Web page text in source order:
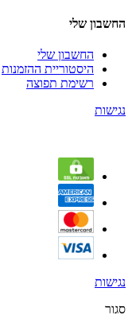
החשבון שלי
החשבון שלי
היסטוריית ההזמנות
רשימת תפוצה
נגישות
נגישות
סגור